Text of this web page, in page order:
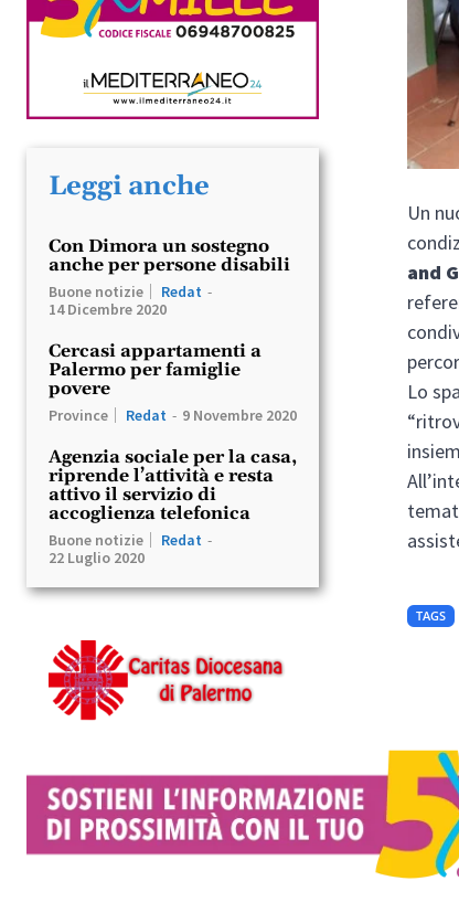
Leggi anche
Con Dimora un sostegno
anche per persone disabili
Buone notizie Redat -
14 Dicembre 2020
Cercasi appartamenti a
Palermo per famiglie
povere
Province Redat - 9 Novembre 2020
Agenzia sociale per la casa,
riprende l’attività e resta
attivo il servizio di
accoglienza telefonica
Buone notizie Redat -
22 Luglio 2020
Un
and
Lo
TAGS